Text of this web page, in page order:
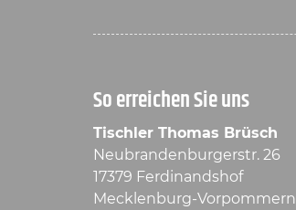
So erreichen Sie uns
Tischler Thomas Brüsch
Neubrandenburgerstr. 26
17379 Ferdinandshof
Mecklenburg-Vorpommern